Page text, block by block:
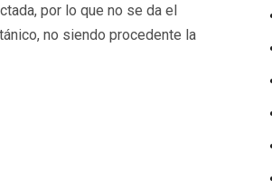
por lo que no se da el
no siendo procedente la